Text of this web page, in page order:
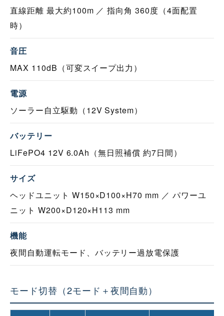
直線距離 最大約100m ／ 指向角 360度（4面配置
時）
音圧
MAX 110dB（可変スイープ出力）
電源
ソーラー自立駆動（12V System）
バッテリー
LiFePO4 12V 6.0Ah（無日照補償 約7日間）
サイズ
ヘッドユニット W150×D100×H70 mm ／ パワーユ
ニット W200×D120×H113 mm
機能
夜間自動運転モード、バッテリー過放電保護
モード切替（2モード＋夜間自動）